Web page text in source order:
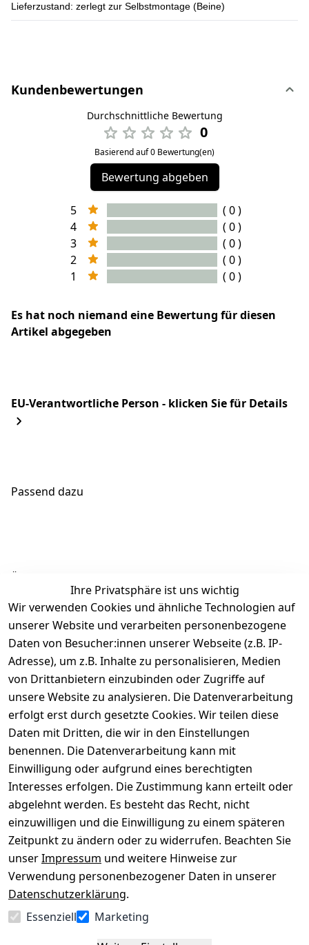
Lieferzustand: zerlegt zur Selbstmontage (Beine)
Kundenbewertungen
Durchschnittliche Bewertung
0
Basierend auf 0 Bewertung(en)
Bewertung abgeben
5
( 0 )
4
( 0 )
3
( 0 )
2
( 0 )
1
( 0 )
Es hat noch niemand eine Bewertung für diesen
Artikel abgegeben
EU-Verantwortliche Person - klicken Sie für Details
Passend dazu
Ähnliche Produkte
Ihre Privatsphäre ist uns wichtig
Wir verwenden Cookies und ähnliche Technologien auf
unserer Website und verarbeiten personenbezogene
Daten von Besucher:innen unserer Webseite (z.B. IP-
Adresse), um z.B. Inhalte zu personalisieren, Medien
von Drittanbietern einzubinden oder Zugriffe auf
unsere Website zu analysieren. Die Datenverarbeitung
erfolgt erst durch gesetzte Cookies. Wir teilen diese
Daten mit Dritten, die wir in den Einstellungen
benennen. Die Datenverarbeitung kann mit
Einwilligung oder aufgrund eines berechtigten
Interesses erfolgen. Die Zustimmung kann erteilt oder
abgelehnt werden. Es besteht das Recht, nicht
einzuwilligen und die Einwilligung zu einem späteren
Zeitpunkt zu ändern oder zu widerrufen. Beachten Sie
unserImpressum und weitere Hinweise zur
Verwendung personenbezogener Daten in unserer
Datenschutzerklärung.
Essenziell
Marketing
Rechtliches
AGB
Impressum
Datenschutze
rklärung
Barrierefreihe
itserklärung
Widerrufsrec
ht
Über uns
Kontakt
Registrieren
Kataloge zum
Download
Pflege &
Kundendienst
Kiefermöbel
Hilfe
Wir
versenden
mit
Zahle
bequem per
Vertrag
widerrufen